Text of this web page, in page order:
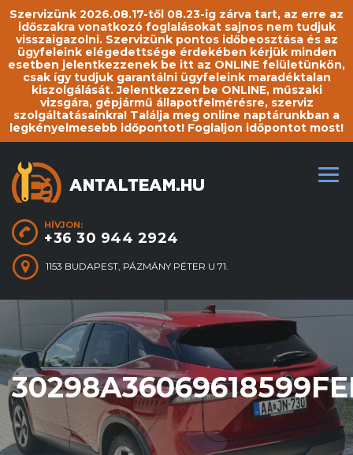
Szervizünk 2026.08.17-től 08.23-ig zárva tart, az erre az
időszakra vonatkozó foglalásokat sajnos nem tudjuk
visszaigazolni. Szervizünk pontos időbeosztása és az
ügyfeleink elégedettsége érdekében kérjük minden
esetben jelentkezzenek be itt az ONLINE felületünkön,
csak így tudjuk garantálni ügyfeleink maradéktalan
kiszolgálását. Jelentkezzen be ONLINE, műszaki
vizsgára, gépjármű állapotfelmérésre, szerviz
szolgáltatásainkra! Találja meg online naptárunkban a
legkényelmesebb időpontot! Foglaljon időpontot most!
HÍVJON:
+36 30 944 2924
1153 BUDAPEST, PÁZMÁNY PÉTER U 71.